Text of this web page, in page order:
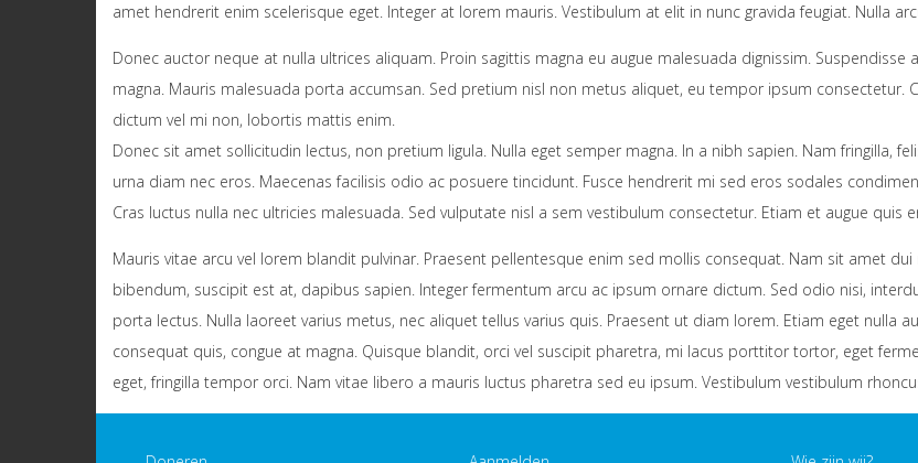
amet hendrerit enim scelerisque eget. Integer at lorem mauris. Vestibulum at elit in nunc gravida feugiat. Nulla
Donec auctor neque at nulla ultrices aliquam. Proin sagittis magna eu augue malesuada dignissim. Suspendisse
magna. Mauris malesuada porta accumsan. Sed pretium nisl non metus aliquet, eu tempor ipsum consectetur.
dictum vel mi non, lobortis mattis enim.
Donec sit amet sollicitudin lectus, non pretium ligula. Nulla eget semper magna. In a nibh sapien. Nam fringilla,
urna diam nec eros. Maecenas facilisis odio ac posuere tincidunt. Fusce hendrerit mi sed eros sodales
Cras luctus nulla nec ultricies malesuada. Sed vulputate nisl a sem vestibulum consectetur. Etiam et augue quis
Mauris vitae arcu vel lorem blandit pulvinar. Praesent pellentesque enim sed mollis consequat. Nam sit amet
bibendum, suscipit est at, dapibus sapien. Integer fermentum arcu ac ipsum ornare dictum. Sed odio nisi,
porta lectus. Nulla laoreet varius metus, nec aliquet tellus varius quis. Praesent ut diam lorem. Etiam eget nulla
consequat quis, congue at magna. Quisque blandit, orci vel suscipit pharetra, mi lacus porttitor tortor, eget
eget, fringilla tempor orci. Nam vitae libero a mauris luctus pharetra sed eu ipsum. Vestibulum vestibulum